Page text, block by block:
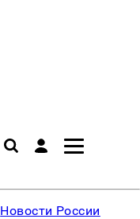
Новости России